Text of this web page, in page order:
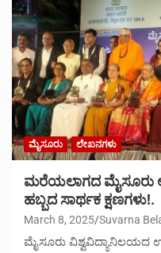
ಮೈಸೂರು ಲೇಖನಗಳು
ಮರೆಯಲಾಗದ ಮೈಸೂರು
ಹಬ್ಬದ ಸಾರ್ಥಕ ಕ್ಷಣಗಳು!.
March 8, 2025 Suvarna
ಮೈಸೂರು ವಿಶ್ವವಿದ್ಯಾನಿಲಯದ